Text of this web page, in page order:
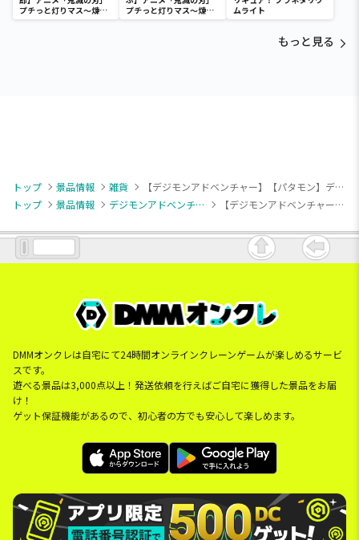
プチっと灯りマス～煉獄
杏寿郎・胡蝶しのぶ～
プチっと灯りマス～煉獄
杏寿郎・胡蝶しのぶ～
ムライト
もっと見る
トップ 景品情報 雑貨
【デジモンアドベンチャー】【パタモン】デジモンアドベンチャー フィギュアライト パタモン-デジヴァイス-
トップ
景品情報 デジモンアドベンチャー 【デジモンアドベンチャー】【パタモン】デジモンアドベンチャー フィギュアライト パタモン-デジヴァイス-
DMMオンクレは自宅にて24時間オンラインクレーンゲームが楽しめるサービ
スです。
遊べる景品は3,000点以上！発送依頼を行えばご自宅に獲得した景品をお届
け！
ゲット保証機能があるので、初心者の方でも安心して楽しめます。